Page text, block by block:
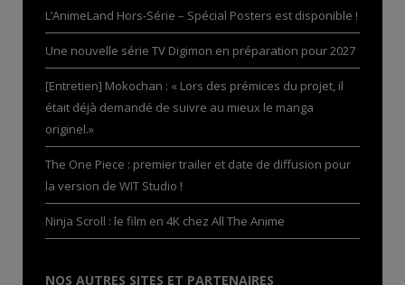
L’AnimeLand Hors-Série – Spécial Posters est disponible !
Une nouvelle série TV Digimon en préparation pour 2027
[Entretien] Mokochan : « Lors des prémices du projet, il
était déjà demandé de suivre au mieux le manga
originel.»
The One Piece : premier trailer et date de diffusion pour
la version de WIT Studio !
Ninja Scroll : le film en 4K chez All The Anime
NOS AUTRES SITES ET PARTENAIRES